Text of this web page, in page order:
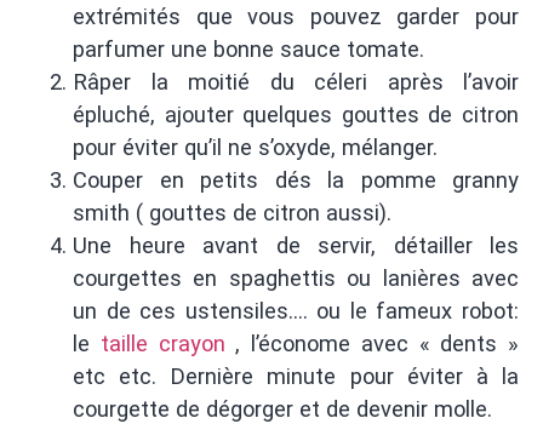
extrémités que vous pouvez garder pour
parfumer une bonne sauce tomate.
Râper la moitié du céleri après l’avoir
épluché, ajouter quelques gouttes de citron
pour éviter qu’il ne s’oxyde, mélanger.
Couper en petits dés la pomme granny
smith ( gouttes de citron aussi).
Une heure avant de servir, détailler les
courgettes en spaghettis ou lanières avec
un de ces ustensiles…. ou le fameux robot:
le taille crayon , l’économe avec « dents »
etc etc. Dernière minute pour éviter à la
courgette de dégorger et de devenir molle.